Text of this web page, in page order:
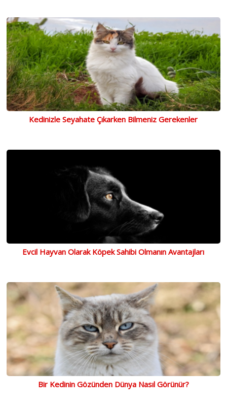
Kedinizle Seyahate Çıkarken Bilmeniz Gerekenler
Evcil Hayvan Olarak Köpek Sahibi Olmanın Avantajları
Bir Kedinin Gözünden Dünya Nasıl Görünür?